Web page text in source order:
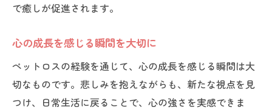
で癒しが促進されます。
心の成長を感じる瞬間を大切に
ペットロスの経験を通じて、心の成長を感じる瞬間は大
切なものです。悲しみを抱えながらも、新たな視点を見
つけ、日常生活に戻ることで、心の強さを実感できま